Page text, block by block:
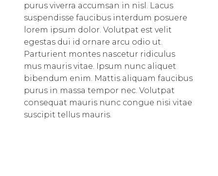
purus viverra accumsan in nisl. Lacus
suspendisse faucibus interdum posuere
lorem ipsum dolor. Volutpat est velit
egestas dui id ornare arcu odio ut.
Parturient montes nascetur ridiculus
mus mauris vitae. Ipsum nunc aliquet
bibendum enim. Mattis aliquam faucibus
purus in massa tempor nec. Volutpat
consequat mauris nunc congue nisi vitae
suscipit tellus mauris.